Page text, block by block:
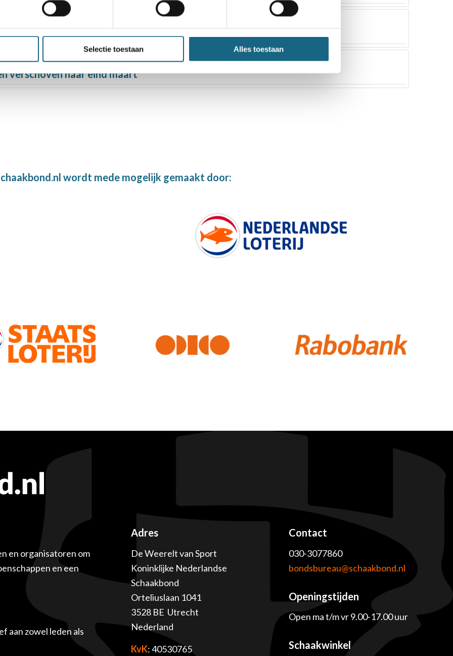
Selectie toestaan Alles toestaan
tijdelijk terug vanwege ziekte
verschoven naar eind maart
wordt mede mogelijk gemaakt door:
en organisatoren om
en een
aan zowel leden als
Adres
De Weerelt van Sport
Koninklijke Nederlandse
Schaakbond
Orteliuslaan 1041
3528 BE Utrecht
Nederland
KvK: 40530765
Contact
030-3077860
bondsbureau@schaakbond.nl
Openingstijden
Open ma t/m vr 9.00-17.00 uur
Schaakwinkel